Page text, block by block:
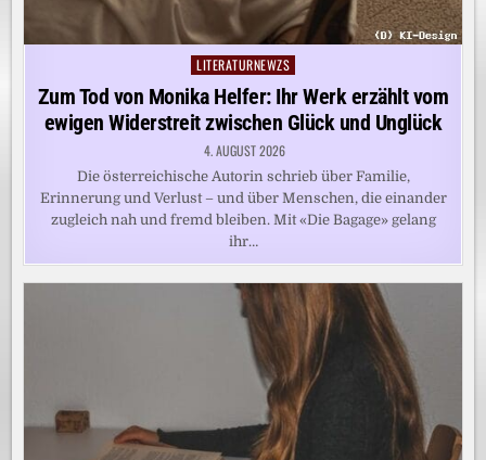
Posted
in
LITERATURNEWZS
Zum Tod von Monika Helfer: Ihr Werk erzählt vom
ewigen Widerstreit zwischen Glück und Unglück
4. AUGUST 2026
Die österreichische Autorin schrieb über Familie,
Erinnerung und Verlust – und über Menschen, die einander
zugleich nah und fremd bleiben. Mit «Die Bagage» gelang
ihr…